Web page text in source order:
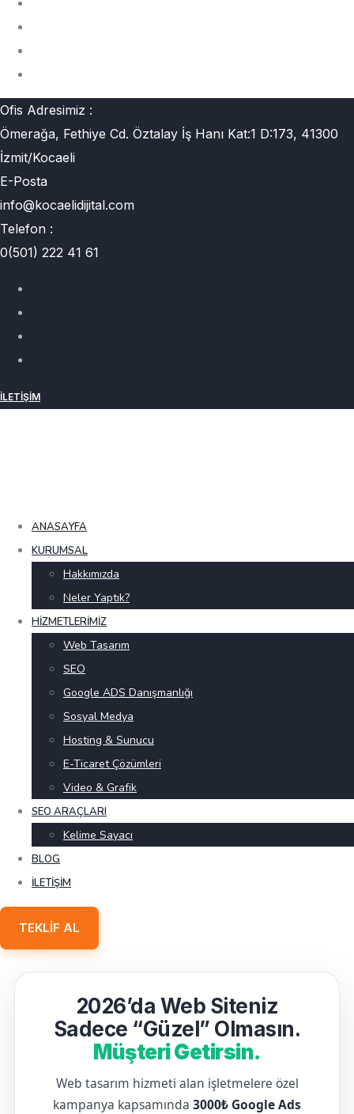
Ofis Adresimiz :
Ömerağa, Fethiye Cd. Öztalay İş Hanı Kat:1 D:173, 41300
İzmit/Kocaeli
E-Posta
info@kocaelidijital.com
Telefon :
0(501) 222 41 61
İLETIŞIM
ANASAYFA
KURUMSAL
Hakkımızda
Neler Yaptık?
HIZMETLERIMIZ
Web Tasarım
SEO
Google ADS Danışmanlığı
Sosyal Medya
Hosting & Sunucu
E-Ticaret Çözümleri
Video & Grafik
SEO ARAÇLARI
Kelime Sayacı
BLOG
İLETIŞIM
TEKLIF AL
2026’da Web Siteniz
Sadece “Güzel” Olmasın.
Müşteri Getirsin.
Web tasarım hizmeti alan işletmelere özel
kampanya kapsamında 3000₺ Google Ads